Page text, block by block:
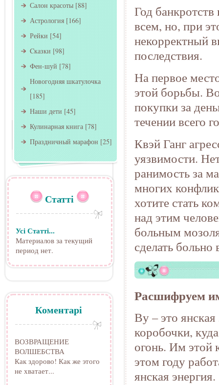
Год
всем, но, при
некорректный
последствия.
На первое
этой борьбы.
покупки за
течении всего
Квэй Ганг
уязвимости.
ранимость за
многих
хотите стать
над этим
больным
сделать больно
Расшифруем
Ву – это
коробочки,
огонь. Им этой
этом году
янская энергия.
Салон красоты [88]
Астрология [166]
Рейки [54]
Cказки [98]
Фен-шуй [78]
Новогодняя шкатулочка
[185]
Наши дети [45]
Кулинарная книга [78]
Праздничный марафон [25]
Статті
Усі Статті...
Материалов за текущий
период нет.
Коментарі
ВОЗВРАЩЕНИЕ
ВОЛШЕБСТВА
Как здорово! Как же этого
не хватает...